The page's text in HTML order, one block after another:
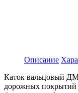
Описание
Каток вальцовый ДМ
дорожных покрытий